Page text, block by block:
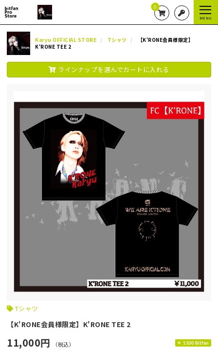
0
MENU
Karyu OFFICIAL STORE Tシャツ
【K'RONE会員様限定】
K'RONE TEE 2
ラインナップを選んでカートに入れる
Tシャツ
【K'RONE会員様限定】K'RONE TEE 2
11,000円 （税込） 1100 Bitfan